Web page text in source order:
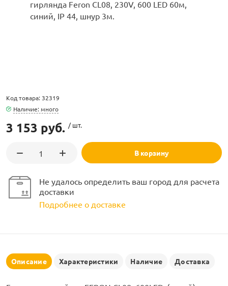
Код товара: 32319
Наличие: много
3 153 руб. / шт.
В корзину
Не удалось определить ваш город для расчета
доставки
Подробнее о доставке
Описание Характеристики Наличие Доставка